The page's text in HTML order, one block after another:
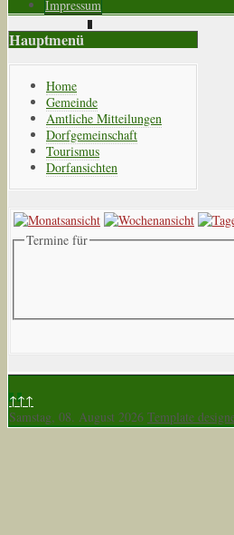
Impressum
Hauptmenü
Home
Gemeinde
Amtliche Mitteilungen
Dorfgemeinschaft
Tourismus
Dorfansichten
Termine für
↑↑↑
Samstag, 08. August 2026 Template